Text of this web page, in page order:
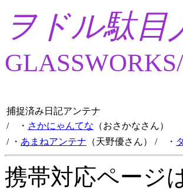
ヲドル駄目
捕捉済み日記アンテナ
/ ・ さかにゃんてな （おさかなさん）
/ ・ あまねアンテナ （天野優さん） / ・
携帯対応ページ